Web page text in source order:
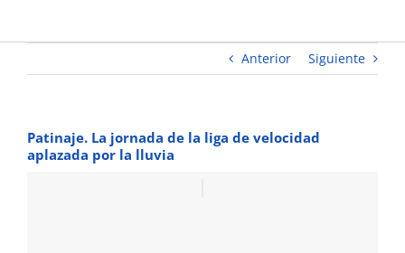
Anterior Siguiente
Patinaje. La jornada de la liga de velocidad
aplazada por la lluvia